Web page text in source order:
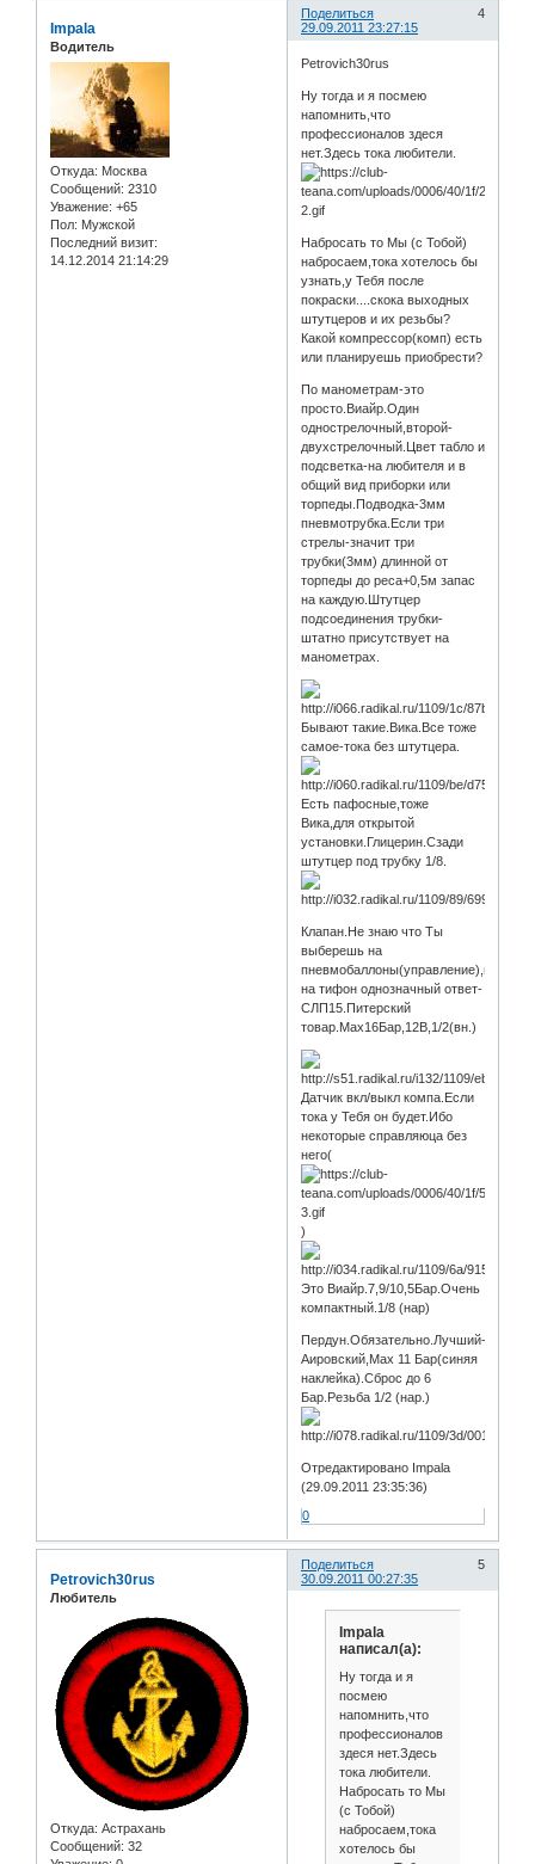
Поделиться
4
29.09.2011 23:27:15
Impala
Водитель
Откуда: Москва
Сообщений: 2310
Уважение: +65
Пол: Мужской
Последний визит:
14.12.2014 21:14:29
Petrovich30rus
Ну тогда и я посмею
напомнить,что
профессионалов здеся
нет.Здесь тока любители.
Набросать то Мы (с Тобой)
набросаем,тока хотелось бы
узнать,у Тебя после
покраски....скока выходных
штутцеров и их резьбы?
Какой компрессор(комп) есть
или планируешь приобрести?
По манометрам-это
просто.Виайр.Один
однострелочный,второй-
двухстрелочный.Цвет табло и
подсветка-на любителя и в
общий вид приборки или
торпеды.Подводка-3мм
пневмотрубка.Если три
стрелы-значит три
трубки(3мм) длинной от
торпеды до реса+0,5м запас
на каждую.Штутцер
подсоединения трубки-
штатно присутствует на
манометрах.
Бывают такие.Вика.Все тоже
самое-тока без штутцера.
Есть пафосные,тоже
Вика,для открытой
установки.Глицерин.Сзади
штутцер под трубку 1/8.
Клапан.Не знаю что Ты
выберешь на
пневмобаллоны(управление),но
на тифон однозначный ответ-
СЛП15.Питерский
товар.Мах16Бар,12В,1/2(вн.)
Датчик вкл/выкл компа.Если
тока у Тебя он будет.Ибо
некоторые справляюца без
него(
)
Это Виайр.7,9/10,5Бар.Очень
компактный.1/8 (нар)
Пердун.Обязательно.Лучший-
Аировский,Мах 11 Бар(синяя
наклейка).Сброс до 6
Бар.Резьба 1/2 (нар.)
Отредактировано Impala
(29.09.2011 23:35:36)
0
Поделиться
5
30.09.2011 00:27:35
Petrovich30rus
Любитель
Откуда: Астрахань
Сообщений: 32
Impala
написал(а):
Ну тогда и я
посмею
напомнить,что
профессионалов
здеся нет.Здесь
тока любители.
Набросать то Мы
(с Тобой)
набросаем,тока
хотелось бы